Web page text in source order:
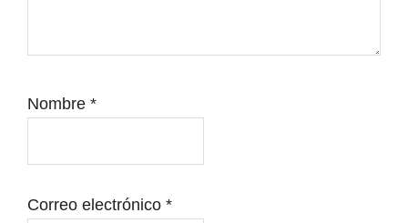
Nombre *
Correo electrónico *